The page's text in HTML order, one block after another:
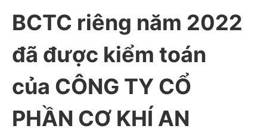
BCTC riêng năm 2022
đã được kiểm toán
của CÔNG TY CỔ
PHẦN CƠ KHÍ AN